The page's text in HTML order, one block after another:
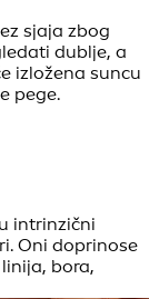
sjaja zbog
dublje, a
izložena suncu
pege.
intrinzični
Oni doprinose
bora,